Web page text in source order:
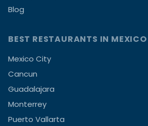
Blog
BEST RESTAURANTS IN MEXICO
Mexico City
Cancun
Guadalajara
Monterrey
Puerto Vallarta